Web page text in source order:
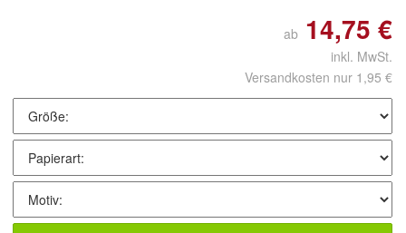
ab 14,75 €
inkl. MwSt.
Versandkosten nur 1,95 €